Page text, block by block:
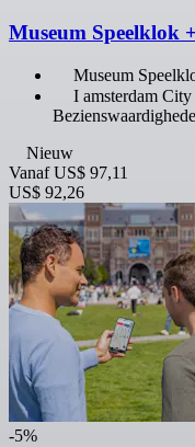
Museum Speelklok
Museum
I amsterdam
Nieuw
Vanaf US$ 97,11
US$ 92,26
-5%